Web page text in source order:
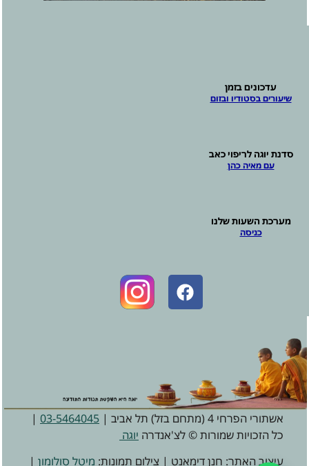
עדכונים בזמן
שיעורים בסטודיו ובזום
סדנת יוגה לריפוי כאב
עם מאיה כהן
מערכת השעות שלנו
כניסה
אשתורי הפרחי 4 (מתחם בזל) תל אביב | 03-5464045
|
כל הזכויות שמורות © לצ'אנדרה יוגה
עיצוב האתר: חנן דימאנט | צילום תמונות: מיטל סולומון |